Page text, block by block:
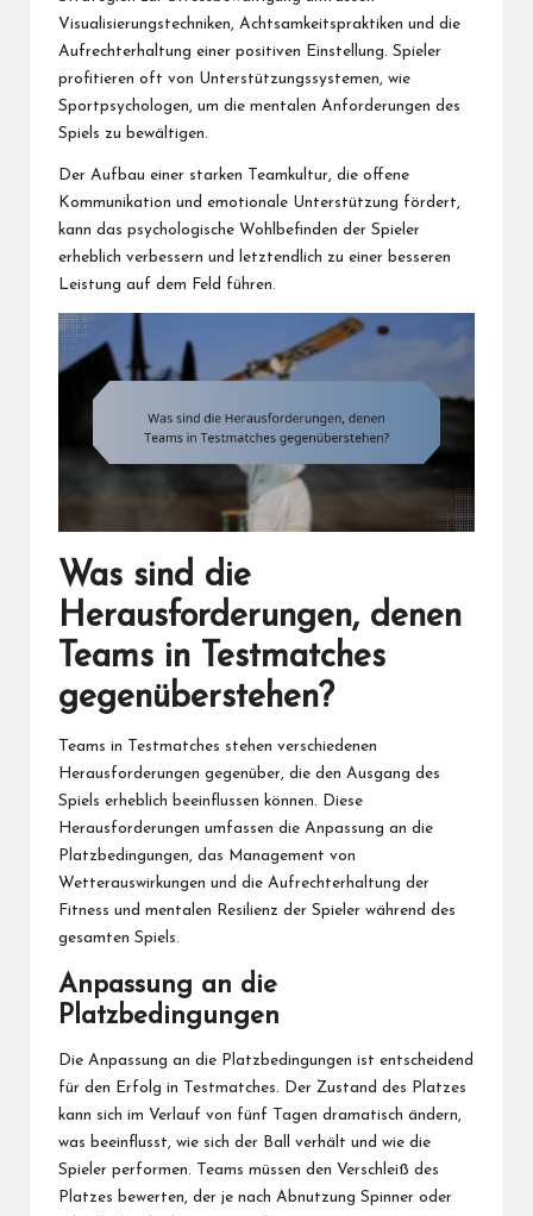
Visualisierungstechniken, Achtsamkeitspraktiken und die
Aufrechterhaltung einer positiven Einstellung. Spieler
profitieren oft von Unterstützungssystemen, wie
Sportpsychologen, um die mentalen Anforderungen des
Spiels zu bewältigen.
Der Aufbau einer starken Teamkultur, die offene
Kommunikation und emotionale Unterstützung fördert,
kann das psychologische Wohlbefinden der Spieler
erheblich verbessern und letztendlich zu einer besseren
Leistung auf dem Feld führen.
Was sind die
Herausforderungen, denen
Teams in Testmatches
gegenüberstehen?
Teams in Testmatches stehen verschiedenen
Herausforderungen gegenüber, die den Ausgang des
Spiels erheblich beeinflussen können. Diese
Herausforderungen umfassen die Anpassung an die
Platzbedingungen, das Management von
Wetterauswirkungen und die Aufrechterhaltung der
Fitness und mentalen Resilienz der Spieler während des
gesamten Spiels.
Anpassung an die
Platzbedingungen
Die Anpassung an die Platzbedingungen ist entscheidend
für den Erfolg in Testmatches. Der Zustand des Platzes
kann sich im Verlauf von fünf Tagen dramatisch ändern,
was beeinflusst, wie sich der Ball verhält und wie die
Spieler performen. Teams müssen den Verschleiß des
Platzes bewerten, der je nach Abnutzung Spinner oder